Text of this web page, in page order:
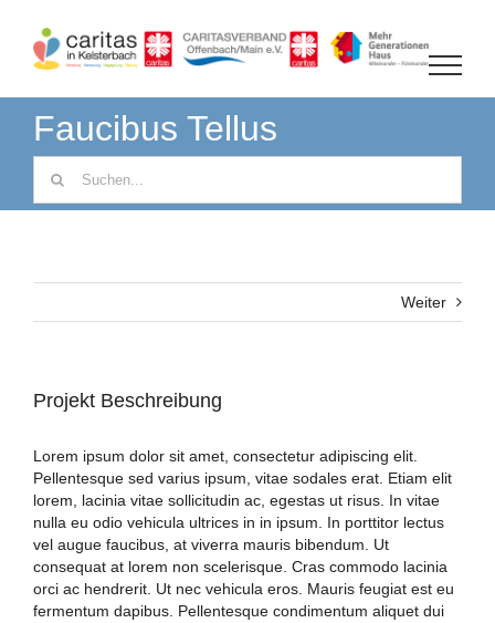
springen
Faucibus Tellus
nach:
Weiter
Projekt Beschreibung
Lorem ipsum dolor sit amet, consectetur adipiscing elit.
Pellentesque sed varius ipsum, vitae sodales erat. Etiam elit
lorem, lacinia vitae sollicitudin ac, egestas ut risus. In vitae
nulla eu odio vehicula ultrices in in ipsum. In porttitor lectus
vel augue faucibus, at viverra mauris bibendum. Ut
consequat at lorem non scelerisque. Cras commodo lacinia
orci ac hendrerit. Ut nec vehicula eros. Mauris feugiat est eu
fermentum dapibus. Pellentesque condimentum aliquet dui